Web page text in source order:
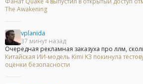
The Awakening
vplanida
37 минут назад
Очередная рекламная заказуха про ллм,
Китайская ИИ-модель Kimi K3 покинула
оценки безопасности